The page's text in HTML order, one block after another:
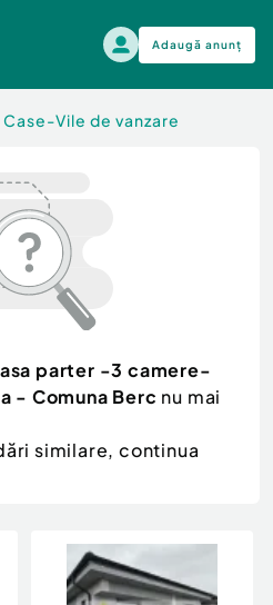
Adaugă anunț
profesionale
Case-Vile de vanzare
parter -3 camere-
- Comuna Berc nu mai
similare, continua